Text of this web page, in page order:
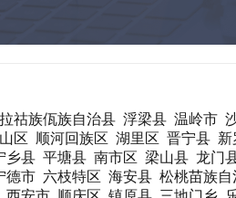
祜族佤族自治县 浮梁县 温岭市
区 顺河回族区 湖里区 晋宁县 新
乡县 平塘县 南市区 梁山县 龙门
德市 六枝特区 海安县 松桃苗族自